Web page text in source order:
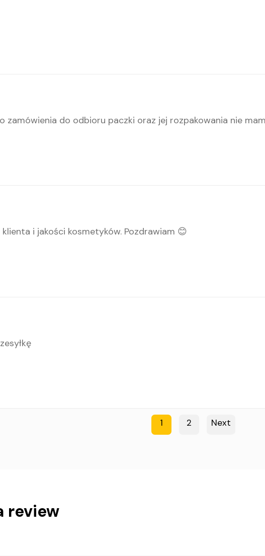
zamówienia do odbioru paczki oraz jej rozpakowania nie
i jakości kosmetyków. Pozdrawiam 😊
1 2 Next
review